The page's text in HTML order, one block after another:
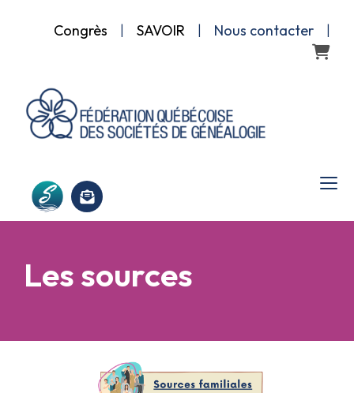
Congrès | SAVOIR | Nous contacter |
Panier
Les sources